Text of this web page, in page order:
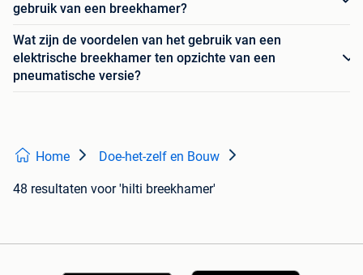
gebruik van een breekhamer?
Wat zijn de voordelen van het gebruik van een
elektrische breekhamer ten opzichte van een
pneumatische versie?
Home Doe-het-zelf en Bouw
48 resultaten voor 'hilti breekhamer'